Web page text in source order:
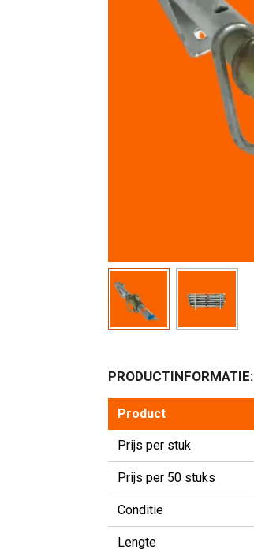
PRODUCTINFORMATIE:
Product
Prijs per stuk
Prijs per 50 stuks
Conditie
Lengte